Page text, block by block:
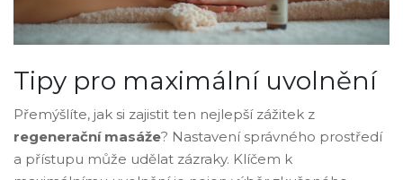
Tipy pro maximální uvolnění
Přemýšlíte, jak si zajistit ten nejlepší zážitek z
regenerační masáže? Nastavení správného prostředí
a přístupu může udělat zázraky. Klíčem k